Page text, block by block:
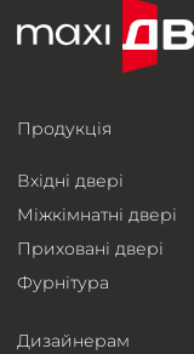
Продукція
Вхідні двері
Міжкімнатні двері
Приховані двері
Фурнітура
Дизайнерам